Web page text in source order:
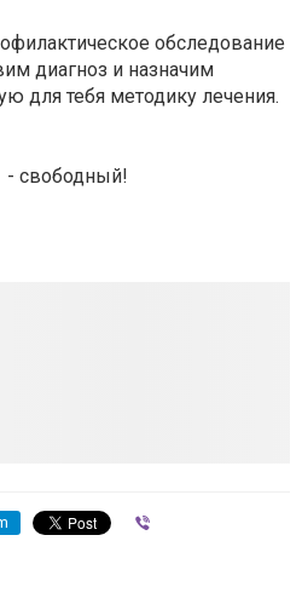
обследование
диагноз и назначим
для тебя методику лечения.
- свободный!